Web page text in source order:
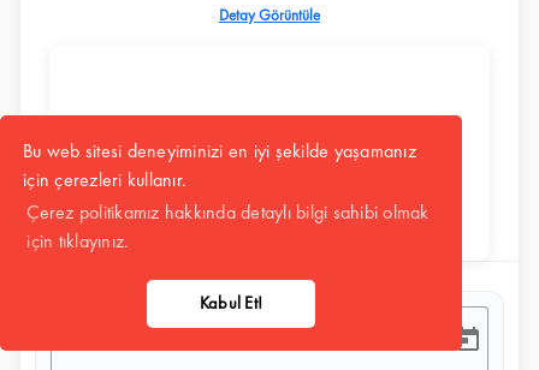
Bu web sitesi deneyiminizi en iyi şekilde yaşamanız
için çerezleri kullanır.
Çerez politikamız hakkında detaylı bilgi sahibi olmak
için tıklayınız.
Kabul Et!
Detay Görüntüle
Giriş Tarihi - Çıkış Tarihi